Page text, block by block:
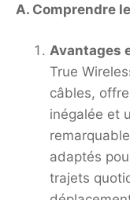
A. Comprendre
Avantages
True
câbles,
inégalée et
adaptés
trajets